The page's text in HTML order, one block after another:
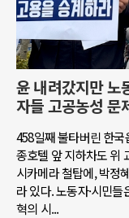
윤 내려갔지만 노
자들 고공농성 문
458일째 불타버린 한
종호텔 앞 지하차도 위
시카메라 철탑에, 박정
라 있다. 노동자·시민
혁의 시...